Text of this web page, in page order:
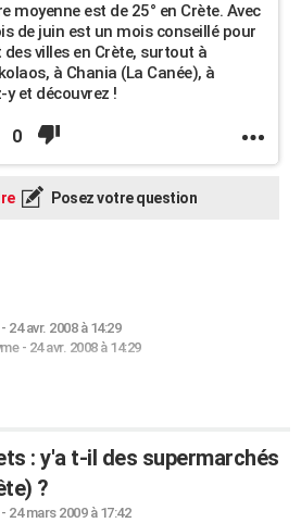
moyenne est de 25° en Crète. Avec
de juin est un mois conseillé pour
villes en Crète, surtout à
à Chania (La Canée), à
y et découvrez !
0
Posez votre question
24 avr. 2008 à 14:29
- 24 avr. 2008 à 14:29
: y'a t-il des supermarchés
?
24 mars 2009 à 17:42